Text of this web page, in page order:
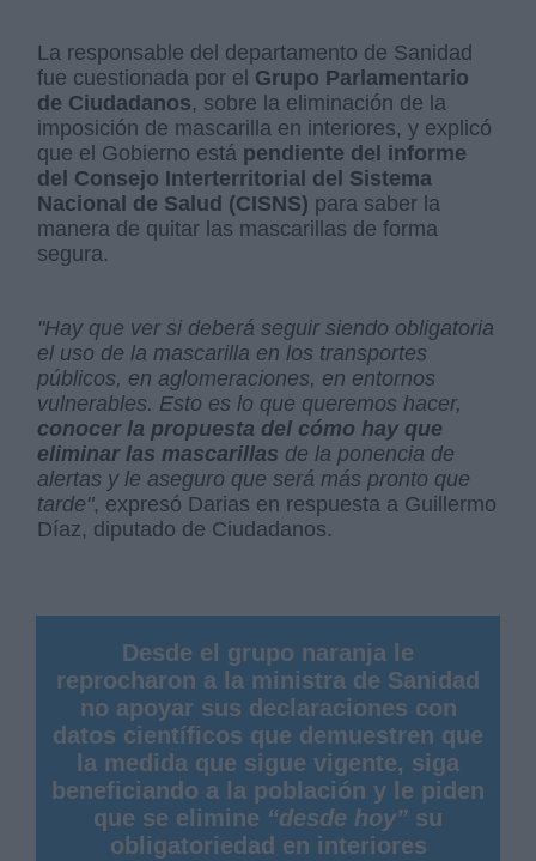
La responsable del departamento de Sanidad
fue cuestionada por el Grupo Parlamentario
de Ciudadanos, sobre la eliminación de la
imposición de mascarilla en interiores, y explicó
que el Gobierno está pendiente del informe
del Consejo Interterritorial del Sistema
Nacional de Salud (CISNS) para saber la
manera de quitar las mascarillas de forma
segura.
"Hay que ver si deberá seguir siendo obligatoria
el uso de la mascarilla en los transportes
públicos, en aglomeraciones, en entornos
vulnerables. Esto es lo que queremos hacer,
conocer la propuesta del cómo hay que
eliminar las mascarillas de la ponencia de
alertas y le aseguro que será más pronto que
tarde", expresó Darias en respuesta a Guillermo
Díaz, diputado de Ciudadanos.
Desde el grupo naranja le
reprocharon a la ministra de Sanidad
no apoyar sus declaraciones con
datos científicos que demuestren que
la medida que sigue vigente, siga
beneficiando a la población y le piden
que se elimine “desde hoy” su
obligatoriedad en interiores